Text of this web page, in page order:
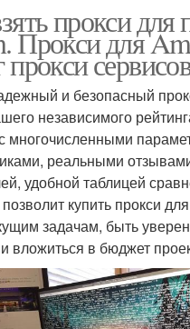
прокси для
Прокси для
прокси
и безопасный
независимого
многочисленными
реальными
удобной таблицей
купить прокси
задачам, быть
вложиться в бюджет